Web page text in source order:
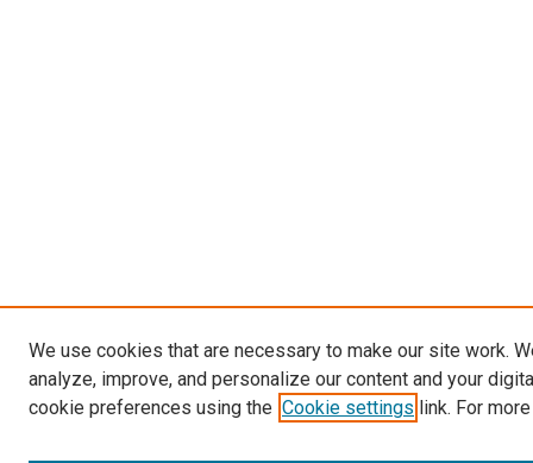
We use cookies that are necessary to make our site work.
analyze, improve, and personalize our content and your
cookie preferences using the Cookie settings link. For